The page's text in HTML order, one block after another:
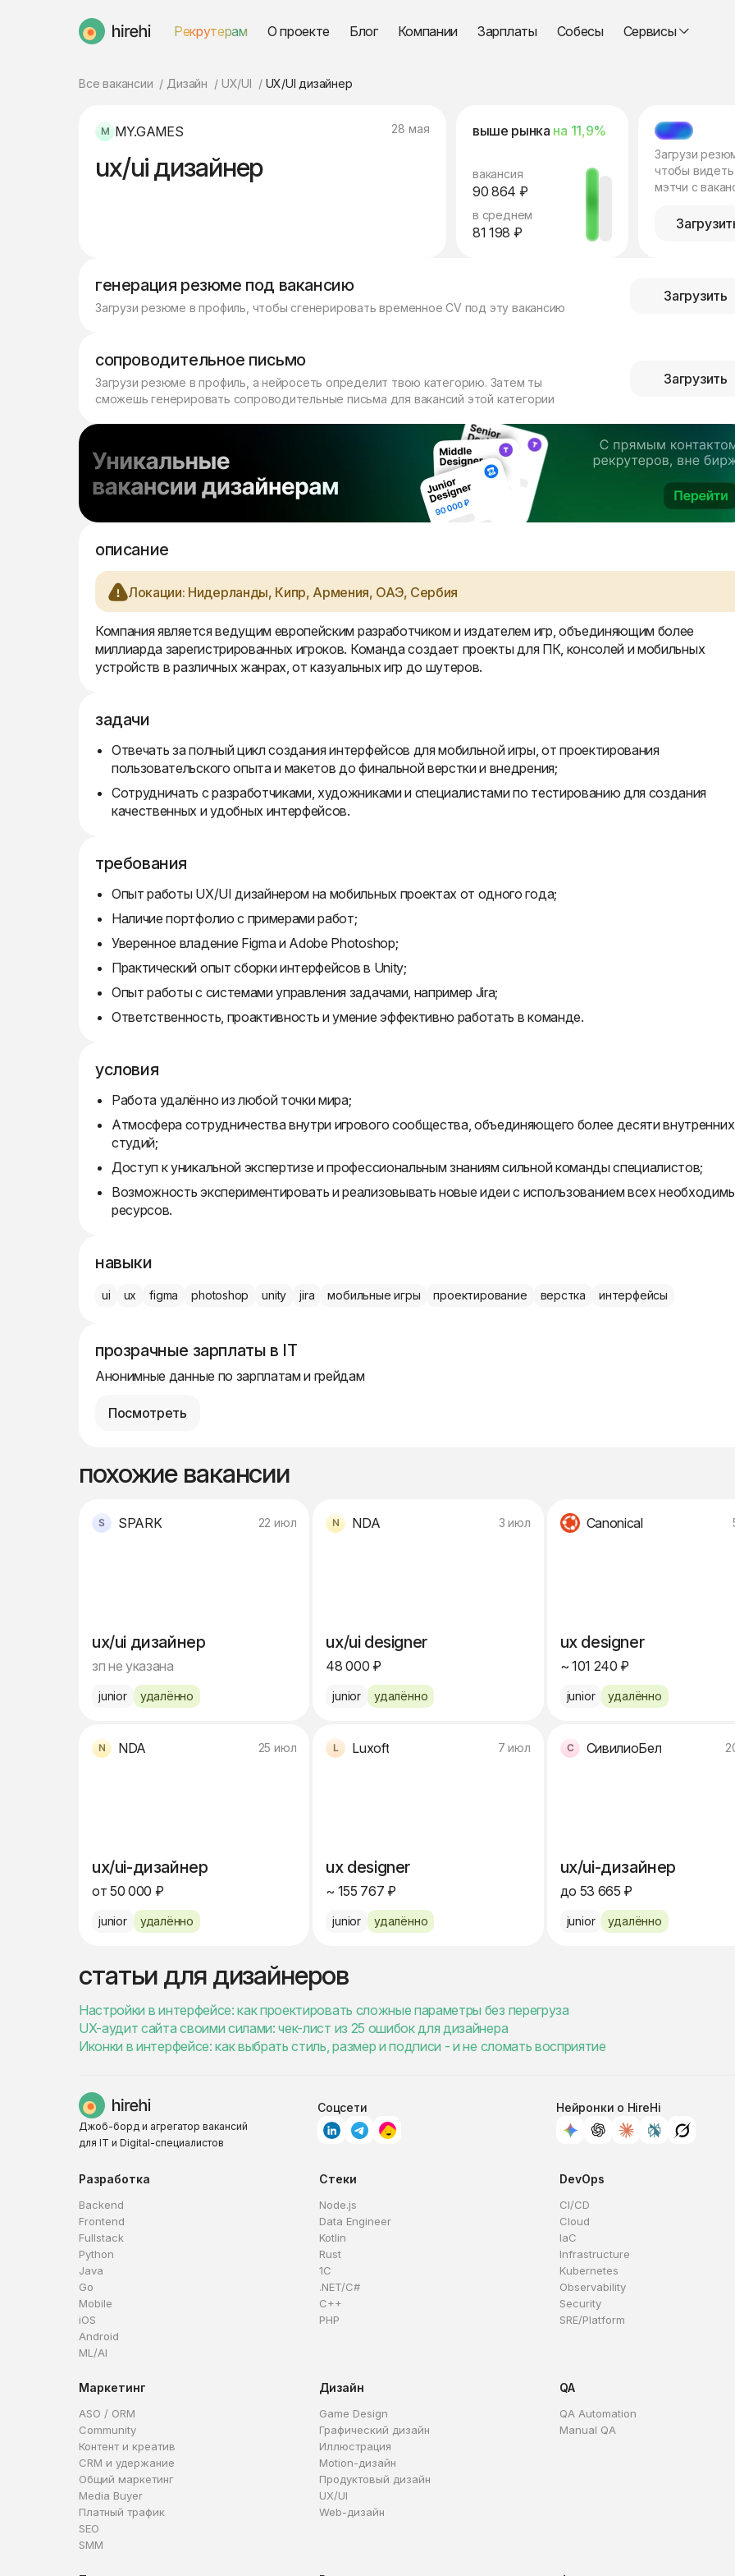
HireHi Рекрутерам О проекте Блог Компании Зарплаты Собесы Сервисы
Все вакансии Дизайн UX/UI UX/UI дизайнер
MY.GAMES 28 мая
ux/ui дизайнер
выше рынка на 11,9%
вакансия
90 864 ₽
в среднем
81 198 ₽
МЭТЧ
Загрузи
чтобы видеть
мэтчи с
генерация резюме под вакансию
Загрузи резюме в профиль, чтобы сгенерировать временное CV под эту вакансию
Загрузить
сопроводительное письмо
Загрузи резюме в профиль, а нейросеть определит твою категорию. Затем ты
сможешь генерировать сопроводительные письма для вакансий этой категории
Загрузить
описание
Локации: Нидерланды, Кипр, Армения, ОАЭ, Сербия
Компания является ведущим европейским разработчиком и издателем игр, объединяющим более
миллиарда зарегистрированных игроков. Команда создает проекты для ПК, консолей и мобильных
устройств в различных жанрах, от казуальных игр до шутеров.
задачи
Отвечать за полный цикл создания интерфейсов для мобильной игры, от проектирования
пользовательского опыта и макетов до финальной верстки и внедрения;
Сотрудничать с разработчиками, художниками и специалистами по тестированию для создания
качественных и удобных интерфейсов.
требования
Опыт работы UX/UI дизайнером на мобильных проектах от одного года;
Наличие портфолио с примерами работ;
Уверенное владение Figma и Adobe Photoshop;
Практический опыт сборки интерфейсов в Unity;
Опыт работы с системами управления задачами, например Jira;
Ответственность, проактивность и умение эффективно работать в команде.
условия
Работа удалённо из любой точки мира;
Атмосфера сотрудничества внутри игрового сообщества, объединяющего более десяти внутренних
студий;
Доступ к уникальной экспертизе и профессиональным знаниям сильной команды специалистов;
Возможность экспериментировать и реализовывать новые идеи с использованием всех
ресурсов.
навыки
ui ux figma photoshop unity jira мобильные игры проектирование верстка интерфейсы
прозрачные зарплаты в IT
Анонимные данные по зарплатам и грейдам
Посмотреть
похожие вакансии
SPARK 22 июл
ux/ui дизайнер
зп не указана
junior удалённо
NDA 3 июл
ux/ui designer
48 000 ₽
junior удалённо
Canonical
ux designer
~ 101 240 ₽
junior удалённо
NDA 25 июл
ux/ui-дизайнер
от 50 000 ₽
junior удалённо
Luxoft 7 июл
ux designer
~ 155 767 ₽
junior удалённо
СивилиоБел
ux/ui-дизайнер
до 53 665 ₽
junior удалённо
статьи для дизайнеров
Настройки в интерфейсе: как проектировать сложные параметры без перегруза
UX-аудит сайта своими силами: чек-лист из 25 ошибок для дизайнера
Иконки в интерфейсе: как выбрать стиль, размер и подписи - и не сломать восприятие
Джоб-борд и агрегатор вакансий
для IT и Digital-специалистов
Соцсети Нейронки о HireHi
Разработка
Backend
Frontend
Fullstack
Python
Java
Go
Mobile
iOS
Android
ML/AI
Стеки
Node.js
Data Engineer
Kotlin
Rust
1C
.NET/C#
C++
PHP
DevOps
CI/CD
Cloud
IaC
Infrastructure
Kubernetes
Observability
Security
SRE/Platform
Маркетинг
ASO / ORM
Community
Контент и креатив
CRM и удержание
Общий маркетинг
Media Buyer
Платный трафик
SEO
SMM
Дизайн
Game Design
Графический дизайн
Иллюстрация
Motion-дизайн
Продуктовый дизайн
UX/UI
Web-дизайн
QA
QA Automation
Manual QA